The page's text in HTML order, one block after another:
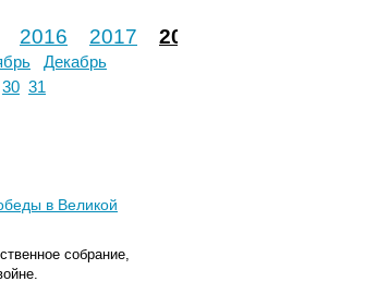
2016 2017 2018
Декабрь
30 31
в Великой
собрание,